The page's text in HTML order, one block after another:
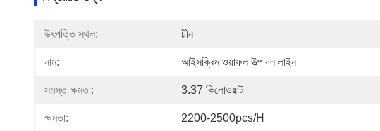
উৎপত্তি স্থল: চীন
নাম: আইসক্রিম ওয়াফল উত্পাদন লাইন
সমস্ত ক্ষমতা: 3.37 কিলোওয়াট
ক্ষমতা: 2200-2500pcs/h